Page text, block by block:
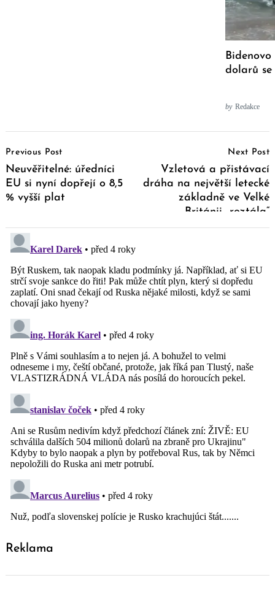
dolarů
by Redakce
Navigation
Previous Post
Neuvěřitelné: úředníci
EU si nyní dopřejí o 8,5
% vyšší plat
Next Post
Vzletová a přistávací
dráha na největší letecké
základně ve Velké
Británii „roztála“
Reklama